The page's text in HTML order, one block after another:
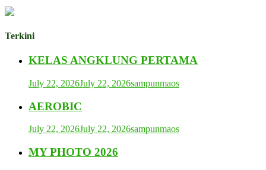
Terkini
KELAS ANGKLUNG PERTAMA
July 22, 2026July 22, 2026sampunmaos
AEROBIC
July 22, 2026July 22, 2026sampunmaos
MY PHOTO 2026